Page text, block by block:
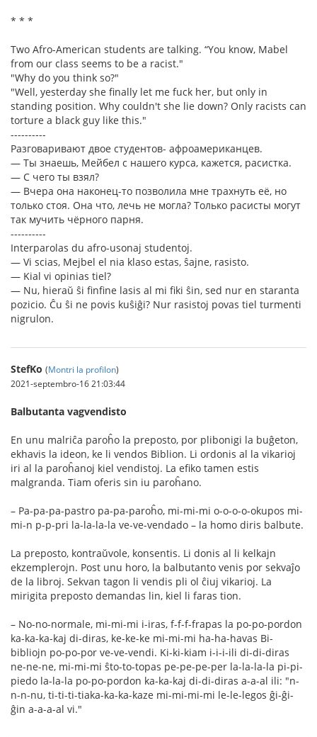
* * *
Two Afro-American students are talking. “You know, Mabel
from our class seems to be a racist."
"Why do you think so?"
"Well, yesterday she finally let me fuck her, but only in
standing position. Why couldn't she lie down? Only racists can
torture a black guy like this."
----------
Разговаривают двое студентов- афроамериканцев.
— Ты знаешь, Мейбел с нашего курса, кажется, расистка.
— С чего ты взял?
— Вчера она наконец-то позволила мне трахнуть её, но
только стоя. Она что, лечь не могла? Только расисты могут
так мучить чёрного парня.
----------
Interparolas du afro-usonaj studentoj.
— Vi scias, Mejbel el nia klaso estas, ŝajne, rasisto.
— Kial vi opinias tiel?
— Nu, hieraŭ ŝi finfine lasis al mi fiki ŝin, sed nur en staranta
pozicio. Ĉu ŝi ne povis kuŝiĝi? Nur rasistoj povas tiel turmenti
nigrulon.
StefKo (Montri la profilon)
2021-septembro-16 21:03:44
Balbutanta vagvendisto
En unu malriĉa paroĥo la preposto, por plibonigi la buĝeton,
ekhavis la ideon, ke li vendos Biblion. Li ordonis al la vikarioj
iri al la paroĥanoj kiel vendistoj. La efiko tamen estis
malgranda. Tiam oferis sin iu paroĥano.
– Pa-pa-pa-pastro pa-pa-paroĥo, mi-mi-mi o-o-o-o-okupos mi-
mi-n p-p-pri la-la-la-la ve-ve-vendado – la homo diris balbute.
La preposto, kontraŭvole, konsentis. Li donis al li kelkajn
ekzemplerojn. Post unu horo, la balbutanto venis por sekvaĵo
de la libroj. Sekvan tagon li vendis pli ol ĉiuj vikarioj. La
mirigita preposto demandas lin, kiel li faras tion.
– No-no-normale, mi-mi-mi i-iras, f-f-f-frapas la po-po-pordon
ka-ka-ka-kaj di-diras, ke-ke-ke mi-mi-mi ha-ha-havas Bi-
bibliojn po-po-por ve-ve-vendi. Ki-ki-kiam i-i-i-ili di-di-diras
ne-ne-ne, mi-mi-mi ŝto-to-topas pe-pe-pe-per la-la-la-la pi-pi-
piedo la-la-la po-po-pordon ka-ka-kaj di-di-diras a-a-al ili: "n-
n-n-nu, ti-ti-ti-tiaka-ka-ka-kaze mi-mi-mi-mi le-le-legos ĝi-ĝi-
ĝin a-a-a-al vi."